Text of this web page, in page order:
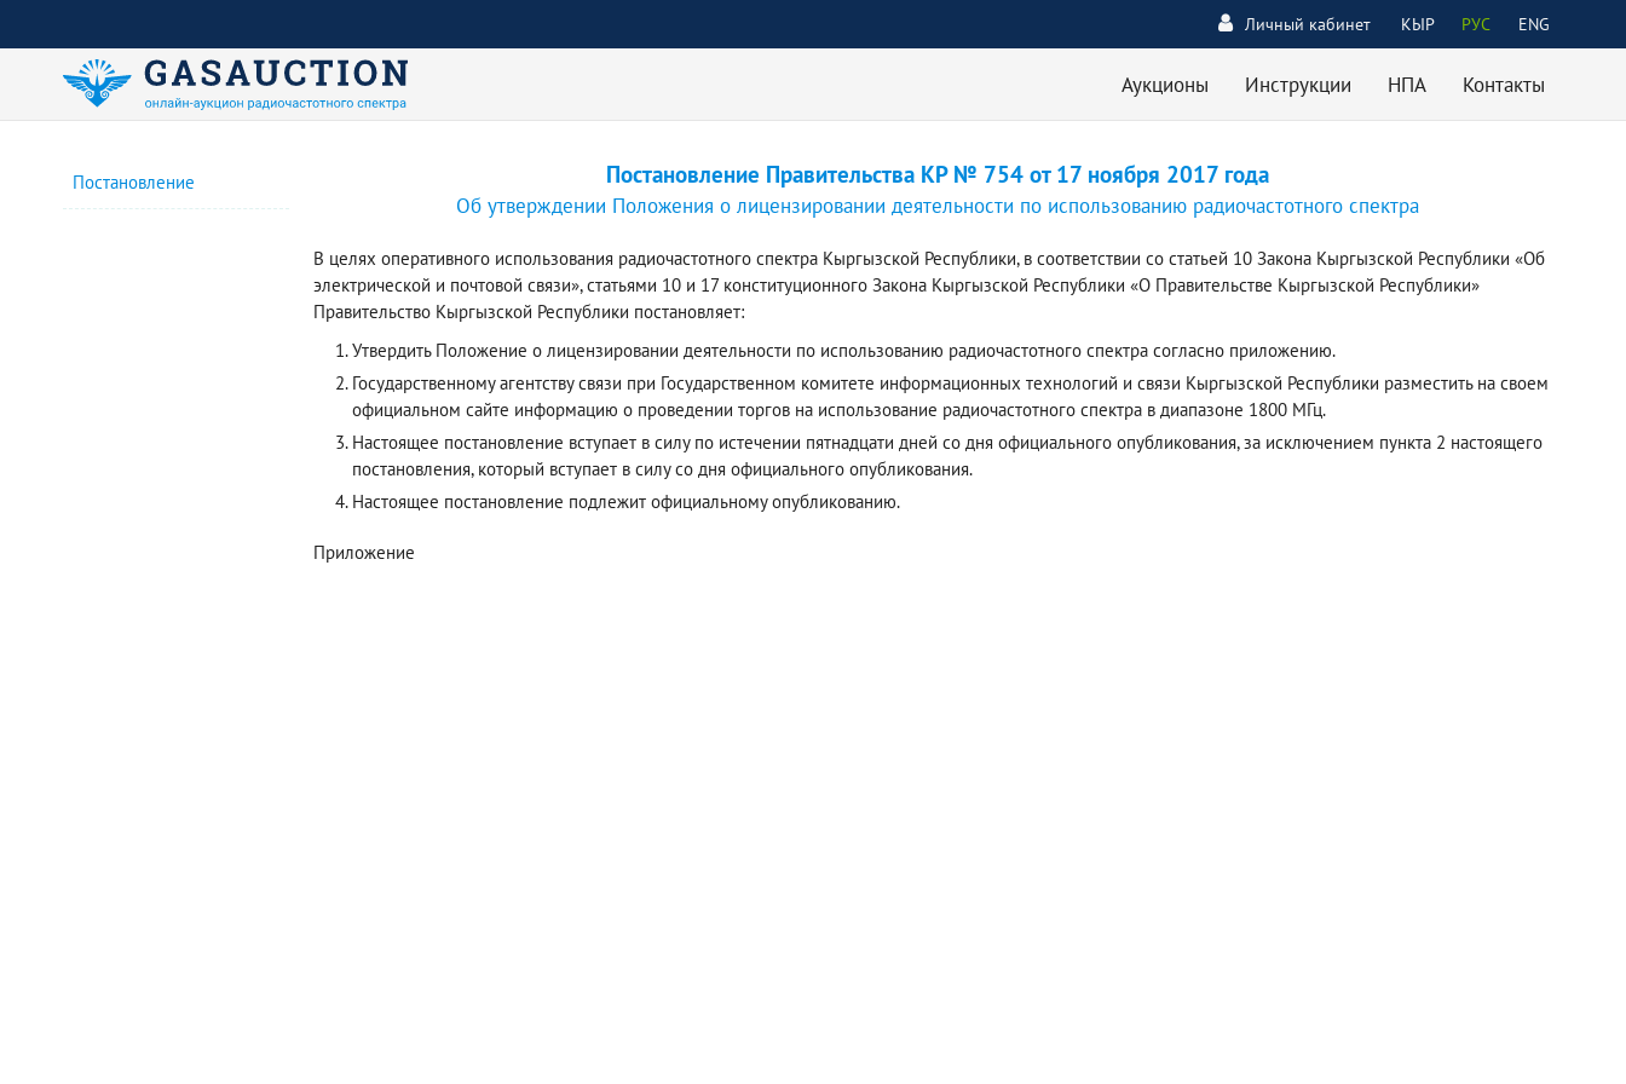
КЫР РУС ENG
Личный кабинет
Аукционы Инструкции НПА Контакты
Постановление Постановление Правительства КР № 754 от 17 ноября 2017 года
Об утверждении Положения о лицензировании деятельности по использованию радиочастотного спектра
В целях оперативного использования радиочастотного спектра Кыргызской Республики, в соответствии со статьей 10 Закона Кыргызской Республики «Об
электрической и почтовой связи», статьями 10 и 17 конституционного Закона Кыргызской Республики «О Правительстве Кыргызской Республики»
Правительство Кыргызской Республики постановляет:
Утвердить Положение о лицензировании деятельности по использованию радиочастотного спектра согласно приложению.
Государственному агентству связи при Государственном комитете информационных технологий и связи Кыргызской Республики разместить на своем
официальном сайте информацию о проведении торгов на использование радиочастотного спектра в диапазоне 1800 МГц.
Настоящее постановление вступает в силу по истечении пятнадцати дней со дня официального опубликования, за исключением пункта 2 настоящего
постановления, который вступает в силу со дня официального опубликования.
Настоящее постановление подлежит официальному опубликованию.
Приложение